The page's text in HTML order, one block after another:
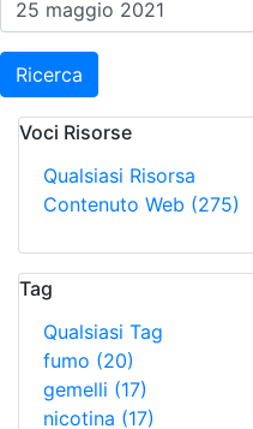
Ricerca
Voci Risorse
Qualsiasi Risorsa
Contenuto Web (275)
Tag
Qualsiasi Tag
fumo (20)
gemelli (17)
nicotina (17)